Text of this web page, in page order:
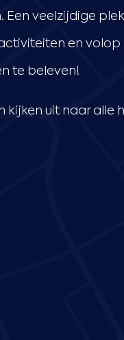
veelzijdige
en
te beleven!
kijken uit naar alle